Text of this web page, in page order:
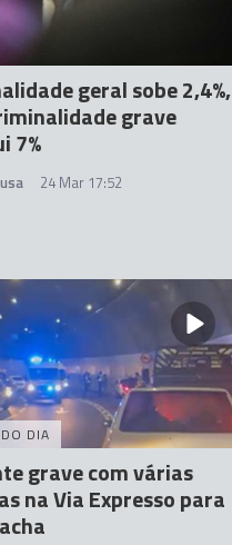
geral sobe 2,4%,
grave
7%
24 Mar 17:52
DIA
grave com várias
na Via Expresso para